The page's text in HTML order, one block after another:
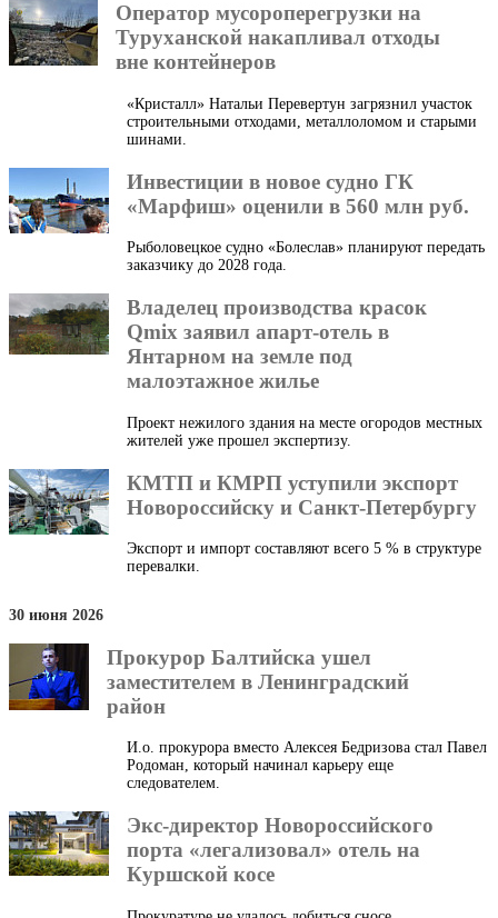
Оператор мусороперегрузки на
Туруханской накапливал отходы
вне контейнеров
«Кристалл» Натальи Перевертун загрязнил участок
строительными отходами, металлоломом и старыми
шинами.
Инвестиции в новое судно ГК
«Марфиш» оценили в 560 млн руб.
Рыболовецкое судно «Болеслав» планируют передать
заказчику до 2028 года.
Владелец производства красок
Qmix заявил апарт-отель в
Янтарном на земле под
малоэтажное жилье
Проект нежилого здания на месте огородов местных
жителей уже прошел экспертизу.
КМТП и КМРП уступили экспорт
Новороссийску и Санкт-Петербургу
Экспорт и импорт составляют всего 5 % в структуре
перевалки.
30 июня 2026
Прокурор Балтийска ушел
заместителем в Ленинградский
район
И.о. прокурора вместо Алексея Бедризова стал Павел
Родоман, который начинал карьеру еще
следователем.
Экс-директор Новороссийского
порта «легализовал» отель на
Куршской косе